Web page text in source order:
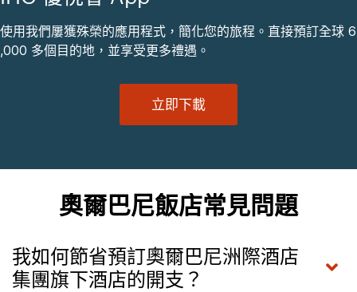
使用我們屢獲殊榮的應用程式，簡化您的旅程。直接預訂全球 6
,000 多個目的地，並享受更多禮遇。
立即下載
奧爾巴尼飯店常見問題
我如何節省預訂奧爾巴尼洲際酒店
集團旗下酒店的開支？